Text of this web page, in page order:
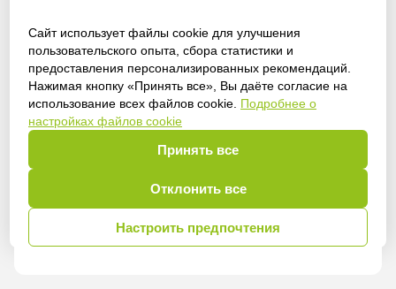
Сайт использует файлы cookie для улучшения
пользовательского опыта, сбора статистики и
предоставления персонализированных рекомендаций.
Нажимая кнопку «Принять все», Вы даёте согласие на
использование всех файлов cookie. Подробнее о
настройках файлов cookie
Принять все
Отклонить все
Настроить предпочтения
Получить доступ
Войти